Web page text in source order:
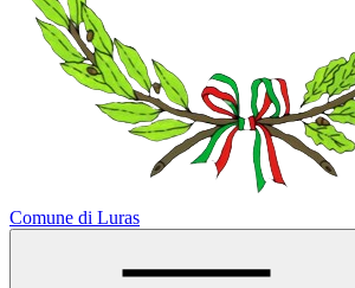
Comune di Luras